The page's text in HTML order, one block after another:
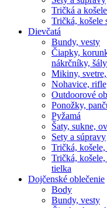
Tričká a
Tričká, košele
Dievčatá
Bundy, vesty
Čiapky,
nákrčníky, šály
Mikiny,
Nohavice,
Outdoorové
Ponožky,
Pyžamá
Šaty, sukne,
Sety a súpravy
Tričká,
Tričká,
tielka
Dojčenské oblečenie
Body
Bundy, vesty